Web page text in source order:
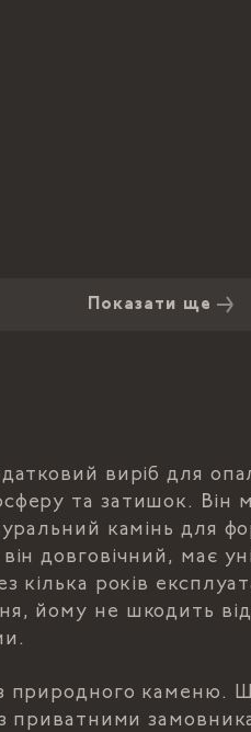
Показати ще
виріб для
та затишок. Він
камінь для
довговічний, має
кілька років
йому не шкодить
природного каменю.
приватними